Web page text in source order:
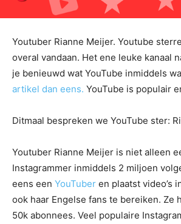
Youtuber Rianne Meijer. Youtube
overal vandaan. Het ene leuke kanaal
je benieuwd wat YouTube inmiddels
artikel dan eens. YouTube is populair
Ditmaal bespreken we YouTube ster:
Youtuber Rianne Meijer is niet alleen
Instagrammer inmiddels 2 miljoen
eens een YouTuber en plaatst video’s
ook haar Engelse fans te bereiken. Ze
50k abonnees. Veel populaire